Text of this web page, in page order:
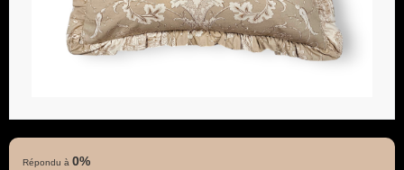
Répondu à 0%